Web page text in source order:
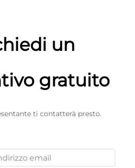
un
gratuito
ti contatterà presto.